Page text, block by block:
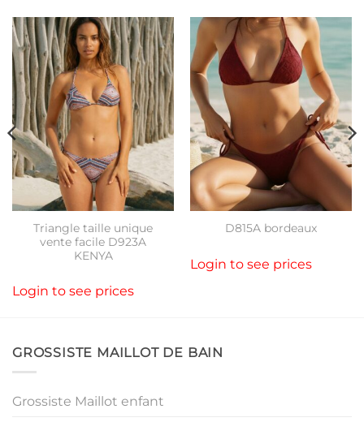
Triangle taille unique
vente facile D923A
KENYA
Login to see prices
D815A bordeaux
Login to see prices
GROSSISTE MAILLOT DE BAIN
Grossiste Maillot enfant